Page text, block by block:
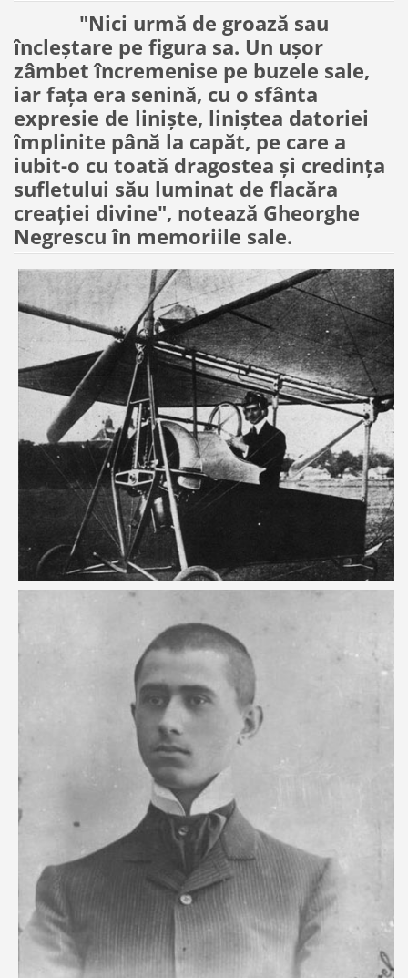
"Nici urmă de groază sau
încleștare pe figura sa. Un ușor
zâmbet încremenise pe buzele sale,
iar fața era senină, cu o sfânta
expresie de liniște, liniștea datoriei
împlinite până la capăt, pe care a
iubit-o cu toată dragostea și credința
sufletului său luminat de flacăra
creației divine", notează Gheorghe
Negrescu în memoriile sale.